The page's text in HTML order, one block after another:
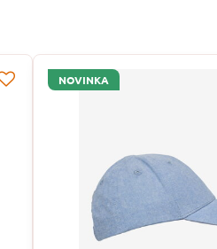
NOVINKA